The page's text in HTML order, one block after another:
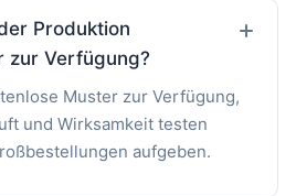
Produktion
zur Verfügung?
Muster zur Verfügung,
und Wirksamkeit testen
aufgeben.